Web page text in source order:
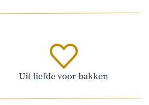
Uit liefde voor bakken